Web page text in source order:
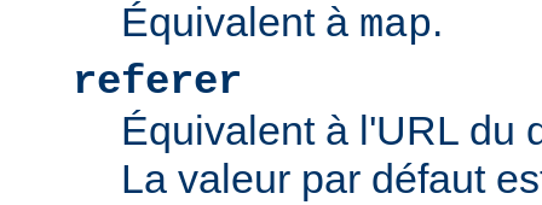
Équivalent à map.
referer
Équivalent à l'URL du
La valeur par défaut